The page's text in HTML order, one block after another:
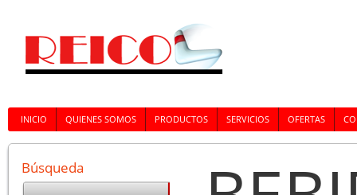
INICIO QUIENES SOMOS PRODUCTOS SERVICIOS OFERTAS
Búsqueda